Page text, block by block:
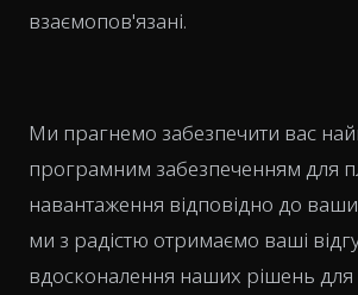
взаємопов'язані.
Ми прагнемо забезпечити вас
програмним забезпеченням для
навантаження відповідно до
ми з радістю отримаємо ваші
вдосконалення наших рішень для